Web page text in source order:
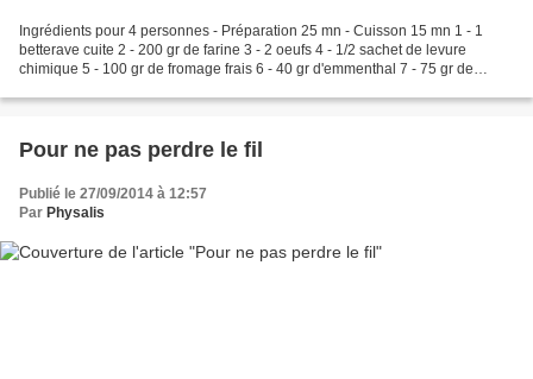
Ingrédients pour 4 personnes - Préparation 25 mn - Cuisson 15 mn 1 - 1
betterave cuite 2 - 200 gr de farine 3 - 2 oeufs 4 - 1/2 sachet de levure
chimique 5 - 100 gr de fromage frais 6 - 40 gr d'emmenthal 7 - 75 gr de
Pour ne pas perdre le fil
Publié le 27/09/2014 à 12:57
Par Physalis